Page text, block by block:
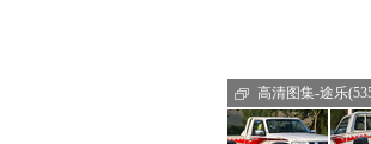
高清图集-途乐